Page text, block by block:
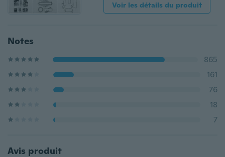
Voir les détails du produit
Notes
865
161
76
18
7
Avis produit